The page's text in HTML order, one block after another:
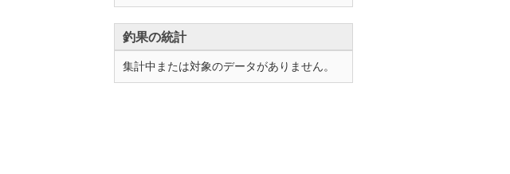
釣果の統計
集計中または対象のデータがありません。